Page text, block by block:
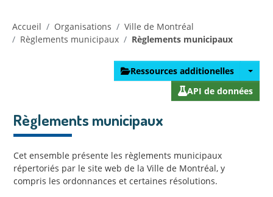
Accueil Organisations
Ville de Montréal
Règlements municipaux
Règlements municipaux
Ressources additionelles
API de données
Règlements municipaux
Cet ensemble présente les règlements municipaux
répertoriés par le site web de la Ville de Montréal, y
compris les ordonnances et certaines résolutions.